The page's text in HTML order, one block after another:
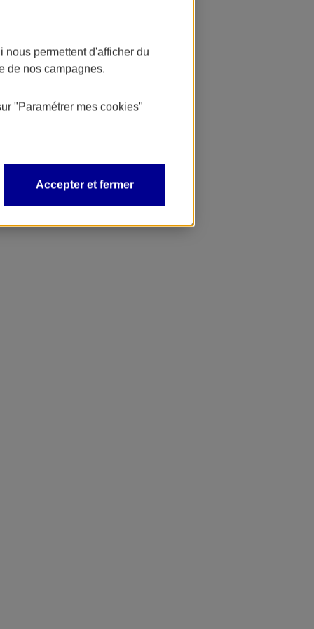
permettent d'afficher du
de nos campagnes.
"Paramétrer mes cookies"
Accepter et fermer